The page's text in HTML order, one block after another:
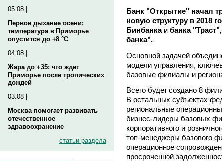
05.08 |
Первое дыхание осени:
температура в Приморье
опустится до +8 °C
04.08 |
Жара до +35: что ждет
Приморье после тропических
дождей
03.08 |
Москва помогает развивать
отечественное
здравоохранение
статьи раздела
Банк "Открытие" начал
новую структуру в 2018
Бинбанка и банка
банка".
Основной задачей
модели управления,
базовые филиалы и
Всего будет создано 8
В остальных субъектах
региональные
бизнес-лидеры базовых
корпоративного и
топ-менеджеры базового
операционное
просроченной